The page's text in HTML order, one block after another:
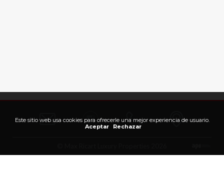
Este sitio web usa cookies para ofrecerle una mejor experiencia de usuario.
Aceptar
Rechazar